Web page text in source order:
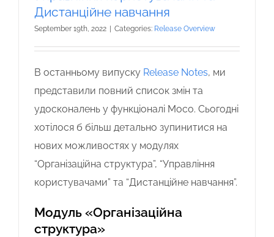
Дистанційне навчання
September 19th, 2022 | Categories: Release Overview
В останньому випуску Release Notes, ми
представили повний список змін та
удосконалень у функціоналі Moco. Сьогодні
хотілося б більш детально зупинитися на
нових можливостях у модулях
“Організаційна структура”, “Управління
користувачами” та “Дистанційне навчання”.
Модуль «Організаційна
структура»